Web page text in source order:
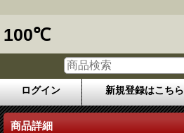
100℃
ログイン 新規登録はこちら
商品詳細